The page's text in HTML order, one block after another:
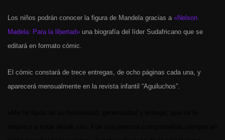
Los niños podrán conocer la figura de Mandela gracias a «Nelson
Madela: Para la libertad» una biografía del líder Sudafricano que se
editará en formato cómic.
El cómic constará de trece entregas, de ocho páginas cada una, y
aparecerá mensualmente en la revista infantil “Aguiluchos”.